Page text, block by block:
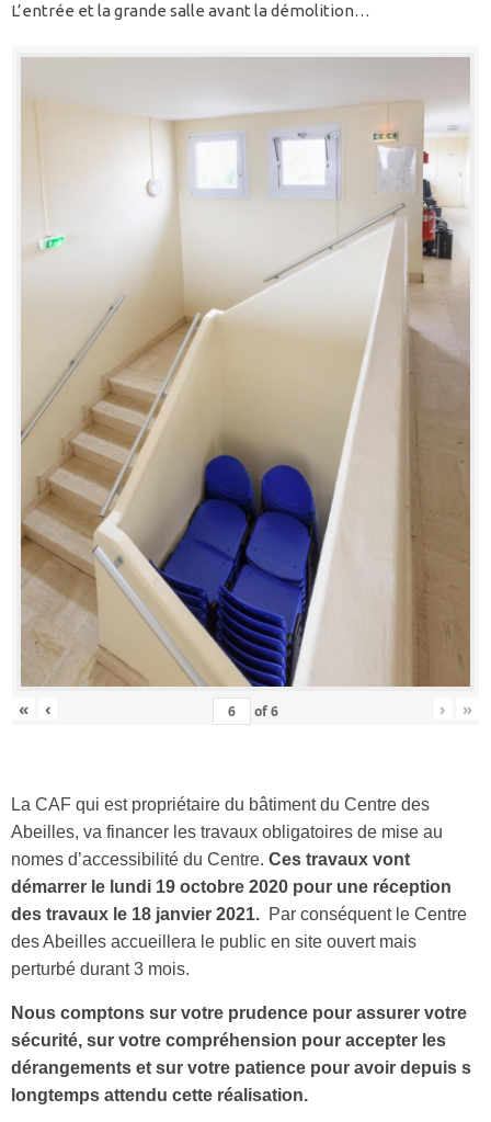
L’entrée et la grande salle avant la démolition…
« ‹ of6 › »
La CAF qui est propriétaire du bâtiment du Centre des
Abeilles, va financer les travaux obligatoires de mise au
nomes d’accessibilité du Centre. Ces travaux vont
démarrer le lundi 19 octobre 2020 pour une réception
des travaux le 18 janvier 2021. Par conséquent le Centre
des Abeilles accueillera le public en site ouvert mais
perturbé durant 3 mois.
Nous comptons sur votre prudence pour assurer votre
sécurité, sur votre compréhension pour accepter les
dérangements et sur votre patience pour avoir depuis s
longtemps attendu cette réalisation.